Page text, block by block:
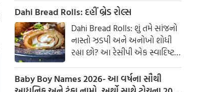
માનવામાં આવે છે, જે ખાસ કરીને
ઉનાળામાં ઠંડક આપે છે
Dahi Bread Rolls: દહીં બ્રેડ રોલ્સ
Dahi Bread Rolls: શું તમે સાંજનો
નાસ્તો ઝડપી અને અનોખો શોધી
રહ્યા છો? આ રેસીપી એક સ્વાદિષ્ટ
વિકલ્પ આપે છે જે બહારથી ક્રિસ્પી
અને અંદરથી અતિ નરમ છે. મસાલા
અને ક્રીમી ટેક્સચરનું સંપૂર્ણ મિશ્રણ
Baby Boy Names 2026- આ વર્ષના સૌથી